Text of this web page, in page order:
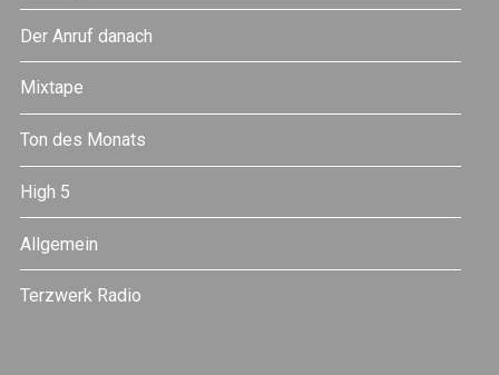
Der Anruf danach
Mixtape
Ton des Monats
High 5
Allgemein
Terzwerk Radio